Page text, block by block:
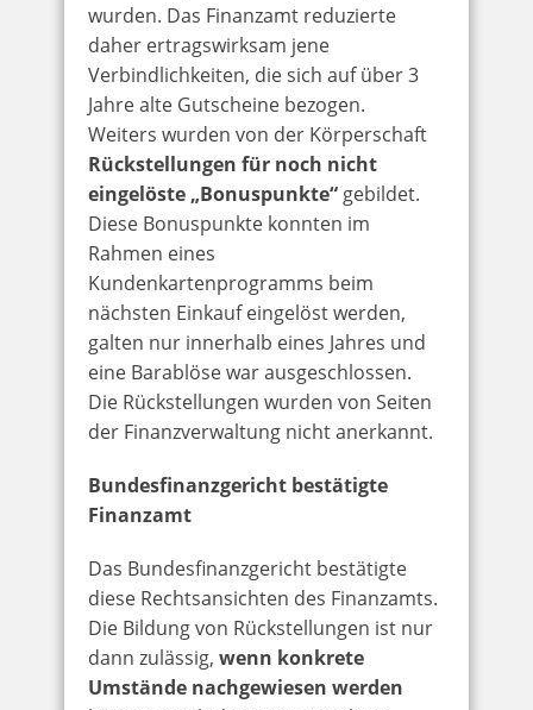
wurden. Das Finanzamt reduzierte
daher ertragswirksam jene
Verbindlichkeiten, die sich auf über 3
Jahre alte Gutscheine bezogen.
Weiters wurden von der Körperschaft
Rückstellungen für noch nicht
eingelöste „Bonuspunkte“ gebildet.
Diese Bonuspunkte konnten im
Rahmen eines
Kundenkartenprogramms beim
nächsten Einkauf eingelöst werden,
galten nur innerhalb eines Jahres und
eine Barablöse war ausgeschlossen.
Die Rückstellungen wurden von Seiten
der Finanzverwaltung nicht anerkannt.
Bundesfinanzgericht bestätigte
Finanzamt
Das Bundesfinanzgericht bestätigte
diese Rechtsansichten des Finanzamts.
Die Bildung von Rückstellungen ist nur
dann zulässig, wenn konkrete
Umstände nachgewiesen werden